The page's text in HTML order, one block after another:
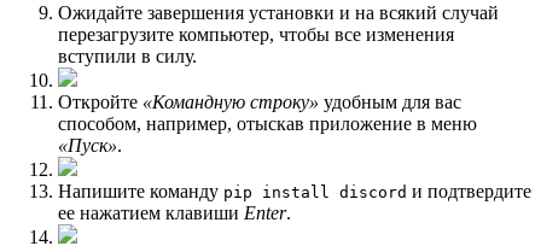
Ожидайте завершения установки и на всякий случай
перезагрузите компьютер, чтобы все изменения
вступили в силу.
Откройте «Командную строку» удобным для вас
способом, например, отыскав приложение в меню
«Пуск».
Напишите команду pip install discord и подтвердите
ее нажатием клавиши Enter.